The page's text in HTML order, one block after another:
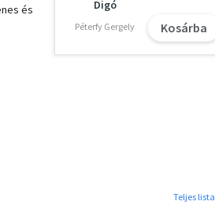
és
Digó
Péterfy Gergely Kosárba
Teljes lista